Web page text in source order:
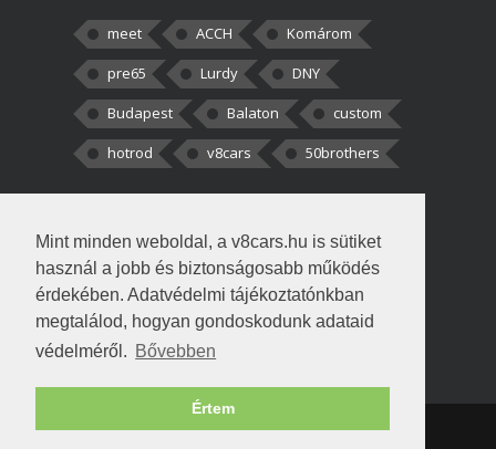
Mint minden weboldal, a v8cars.hu is sütiket
használ a jobb és biztonságosabb működés
érdekében. Adatvédelmi tájékoztatónkban
megtalálod, hogyan gondoskodunk adataid
védelméről. Bővebben
Értem
meet ACCH
Komárom
pre65
Lurdy
DNY
Budapest
Balaton
custom
hotrod
v8cars 50brothers
kortisz:Elszúrtam! Én csak két
darabbaal számoltam. Nem tudtam, hogy fél autót,
Béke:
!fasza Örültem is nagyon, amikor
Copyright © 1998-2026 v8cars.huT|Szerzői jogok